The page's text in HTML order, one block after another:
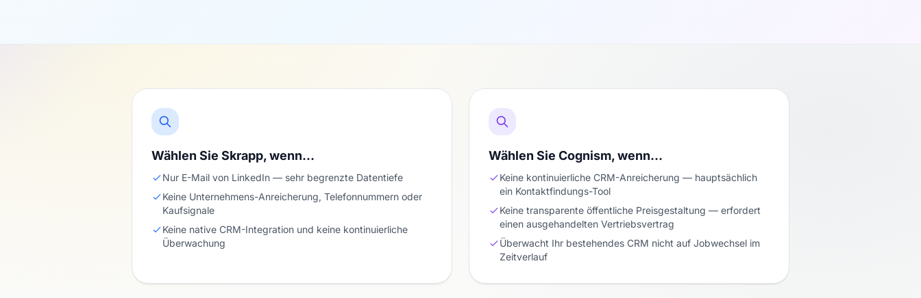
Wählen Sie Skrapp, wenn…
Nur E-Mail von LinkedIn — sehr begrenzte Datentiefe
Keine Unternehmens-Anreicherung, Telefonnummern oder
Kaufsignale
Keine native CRM-Integration und keine kontinuierliche
Überwachung
Wählen Sie Cognism, wenn…
Keine kontinuierliche CRM-Anreicherung — hauptsächlich
ein Kontaktfindungs-Tool
Keine transparente öffentliche Preisgestaltung — erfordert
einen ausgehandelten Vertriebsvertrag
Überwacht Ihr bestehendes CRM nicht auf Jobwechsel im
Zeitverlauf